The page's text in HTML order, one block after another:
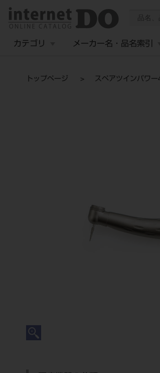
カテゴリ メーカー名・品名索引
トップページ スペアツインパワ